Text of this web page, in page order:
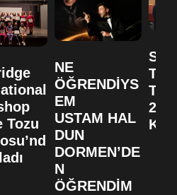
Tozu
NE
ÖĞRENDİYS
EM
USTAM HAL
DUN
DORMEN’DE
N
ÖĞRENDİM
20.